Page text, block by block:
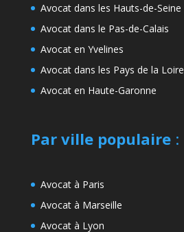
Avocat dans les Hauts-de-Seine
Avocat dans le Pas-de-Calais
Avocat en Yvelines
Avocat dans les Pays de la Loire
Avocat en Haute-Garonne
Par ville populaire:
Avocat à Paris
Avocat à Marseille
Avocat à Lyon